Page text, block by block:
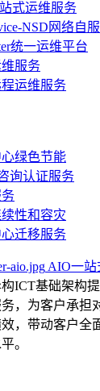
式运维服务
NSD网络自
统一运维平台
服务
运维服务
绿色节能
询认证服务
性和容灾
迁移服务
AIO一站
ICT基础架构
，为客户承担
，带动客户全
。